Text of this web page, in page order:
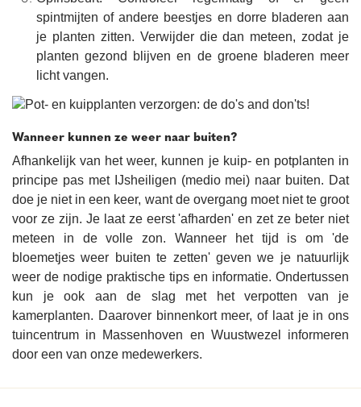
spintmijten of andere beestjes en dorre bladeren aan
je planten zitten. Verwijder die dan meteen, zodat je
planten gezond blijven en de groene bladeren meer
licht vangen.
Wanneer kunnen ze weer naar buiten?
Afhankelijk van het weer, kunnen je kuip- en potplanten in
principe pas met IJsheiligen (medio mei) naar buiten. Dat
doe je niet in een keer, want de overgang moet niet te groot
voor ze zijn. Je laat ze eerst 'afharden' en zet ze beter niet
meteen in de volle zon. Wanneer het tijd is om 'de
bloemetjes weer buiten te zetten' geven we je natuurlijk
weer de nodige praktische tips en informatie. Ondertussen
kun je ook aan de slag met het verpotten van je
kamerplanten. Daarover binnenkort meer, of laat je in ons
tuincentrum in Massenhoven en Wuustwezel informeren
door een van onze medewerkers.